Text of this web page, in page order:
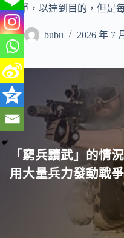
動戰爭，以達到目的，但是
bubu 2026 年 7
「窮兵黷武」的情
用大量兵力發動戰